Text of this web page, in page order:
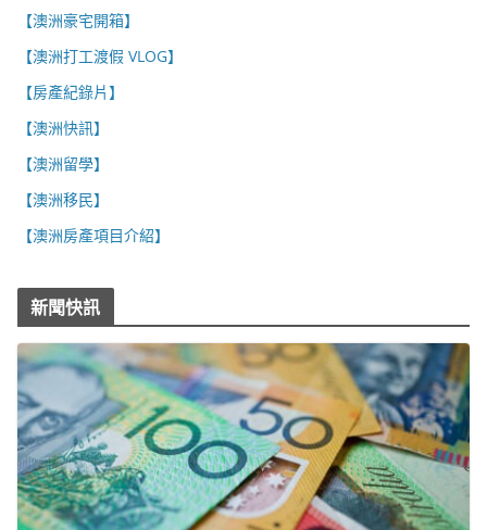
【澳洲豪宅開箱】
【澳洲打工渡假 VLOG】
【房產紀錄片】
【澳洲快訊】
【澳洲留學】
【澳洲移民】
【澳洲房產項目介紹】
新聞快訊